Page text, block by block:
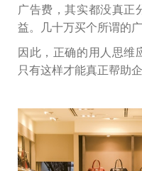
广告费，其实都没真正
益。几十万买个所谓的
因此，正确的用人思维
只有这样才能真正帮助